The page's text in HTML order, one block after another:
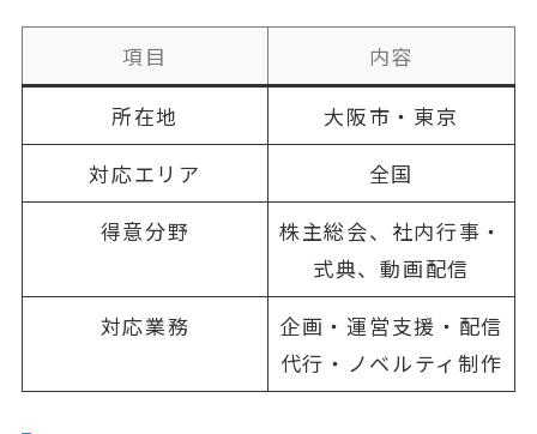
項目
内容
所在地
大阪市・東京
対応エリア
全国
得意分野
株主総会、社内行事・
式典、動画配信
対応業務
企画・運営支援・配信
代行・ノベルティ制作